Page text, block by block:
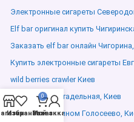
Электронные сигареты
Elf bar оригинал купить
Заказать elf bar онлайн
Купить электронные сигареты
wild berries crawler Киев
одноразки Цитадельная, Киев
Elf Bar с никотином Голосеево,
Избранное
0
Заказ
Мой аккаунт